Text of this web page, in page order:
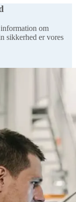
om
sikkerhed er vores